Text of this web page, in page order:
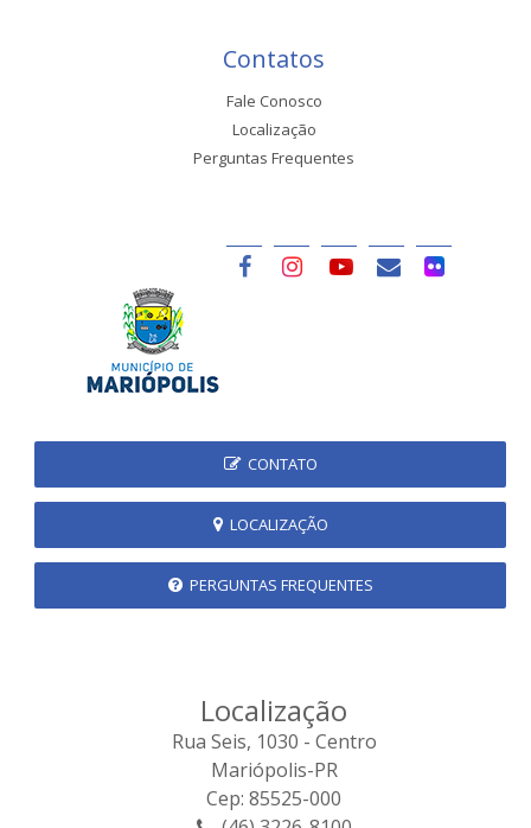
Contatos
Fale Conosco
Localização
Perguntas Frequentes
CONTATO
LOCALIZAÇÃO
PERGUNTAS FREQUENTES
Localização
Rua Seis, 1030 - Centro
Mariópolis-PR
Cep: 85525-000